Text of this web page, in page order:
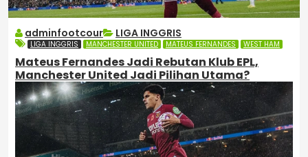
adminfootcour LIGA INGGRIS
LIGA INGGRIS MANCHESTER UNITED MATEUS FERNANDES WEST HAM
Mateus Fernandes Jadi Rebutan Klub EPL,
Manchester United Jadi Pilihan Utama?